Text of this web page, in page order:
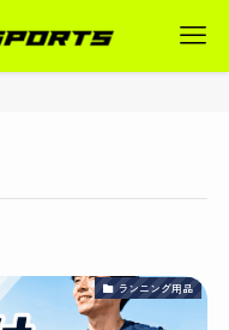
ランニング用品